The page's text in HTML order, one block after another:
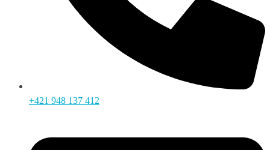
+421 948 137 412